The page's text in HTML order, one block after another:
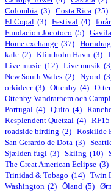
Colombia (3) Costa Rica (25)
El Copal (3) Festival (4)
Fundacíon Jocotoco (5)
Home exchange (37)
kale (2) Klintholm Havn (3)
Live music (12) Live musik
New South Wales (2) Nyord
orkideer (3) Ottenby (4)
Ottenby Vandrarhem och
Portugal (4) Quito (4)
Resplendent Quetzal (4) RF15
roadside birding (2) Roskilde
San Gerardo de Dota (3)
Sjælden fugl (3) Skiing (10)
The Great American Eclipse (3)
Trinidad & Tobago (14) Twin
Washington (2) Öland (5)